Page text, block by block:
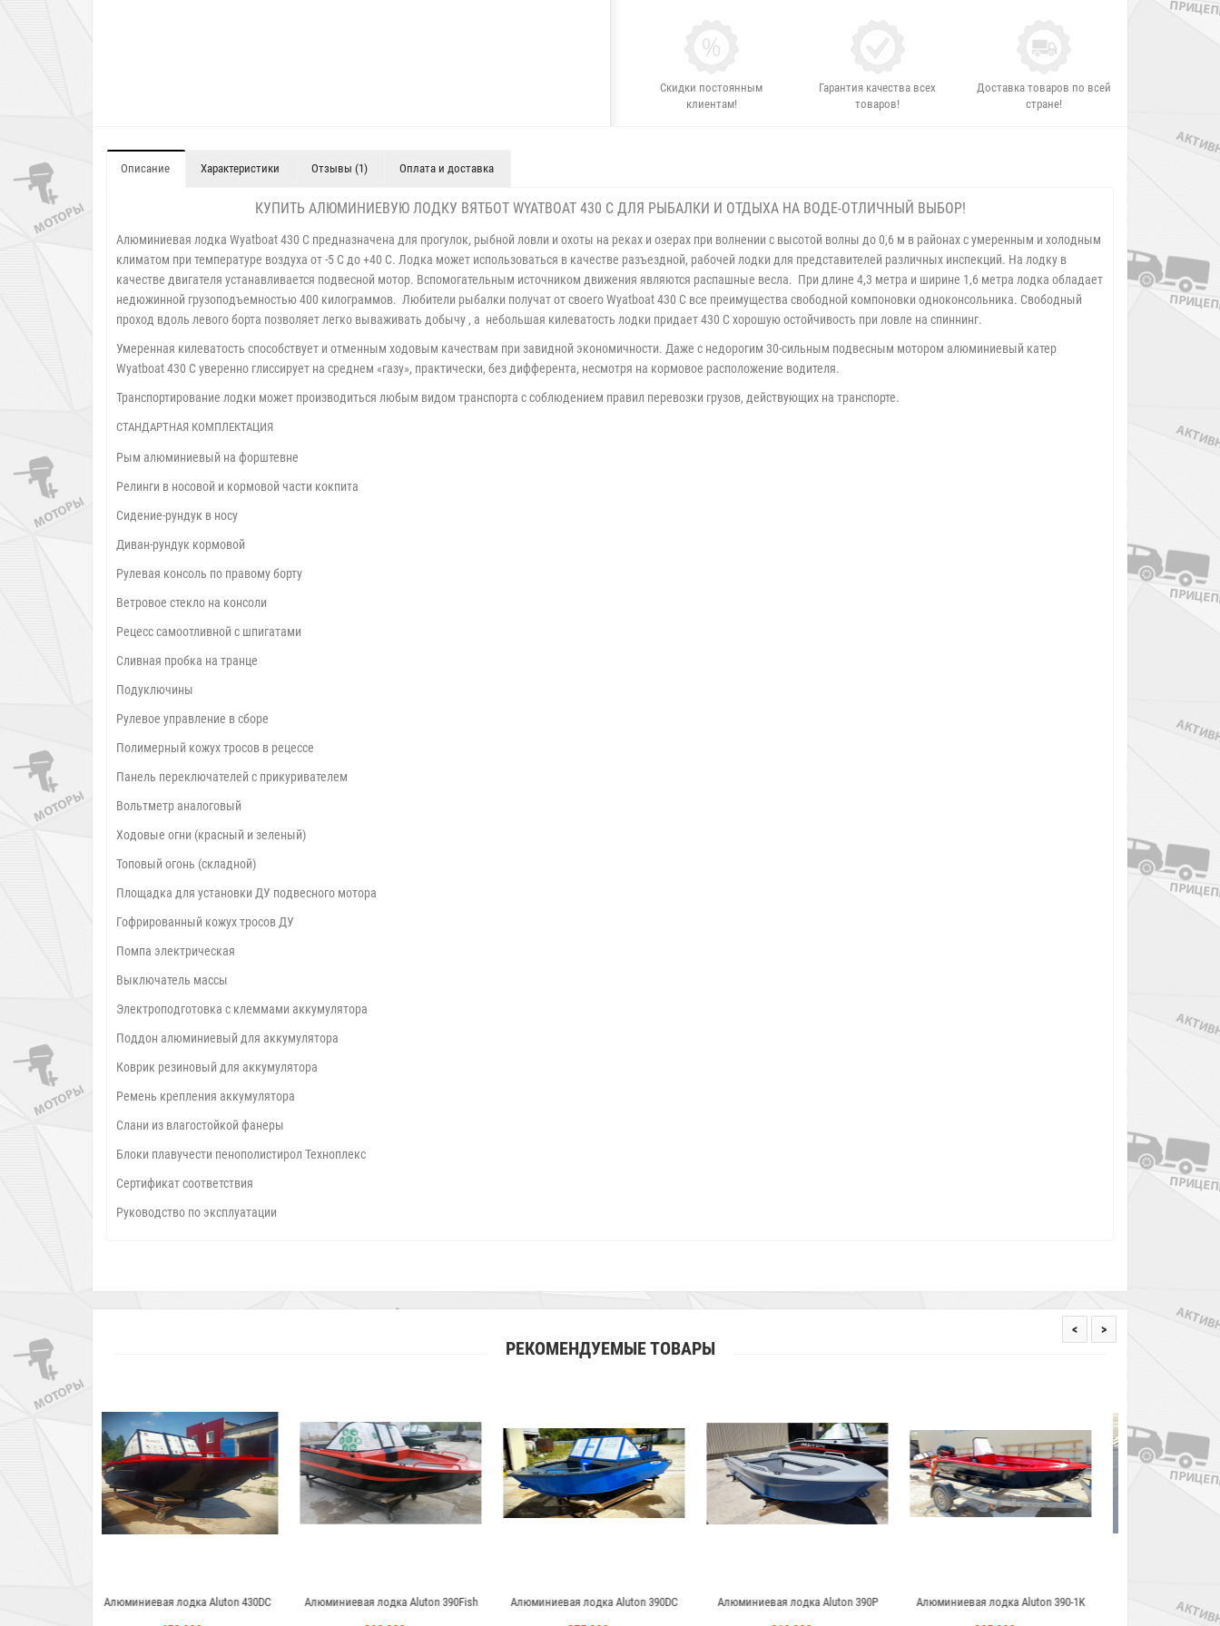
Скидки постоянным
клиентам!
Гарантия качества всех
товаров!
Доставка товаров по всей
стране!
Описание Характеристики Отзывы (1) Оплата и доставка
КУПИТЬ АЛЮМИНИЕВУЮ ЛОДКУ ВЯТБОТ WYATBOAT 430 С ДЛЯ РЫБАЛКИ И ОТДЫХА НА ВОДЕ-ОТЛИЧНЫЙ ВЫБОР!
Алюминиевая лодка Wyatboat 430 С предназначена для прогулок, рыбной ловли и охоты на реках и озерах при волнении с высотой волны до 0,6 м в районах с умеренным и холодным
климатом при температуре воздуха от -5 С до +40 С. Лодка может использоваться в качестве разъездной, рабочей лодки для представителей различных инспекций. На лодку в
качестве двигателя устанавливается подвесной мотор. Вспомогательным источником движения являются распашные весла. При длине 4,3 метра и ширине 1,6 метра лодка обладает
недюжинной грузоподъемностью 400 килограммов. Любители рыбалки получат от своего Wyatboat 430 С все преимущества свободной компоновки одноконсольника. Свободный
проход вдоль левого борта позволяет легко вываживать добычу , а небольшая килеватость лодки придает 430 С хорошую остойчивость при ловле на спиннинг.
Умеренная килеватость способствует и отменным ходовым качествам при завидной экономичности. Даже с недорогим 30-сильным подвесным мотором алюминиевый катер
Wyatboat 430 С уверенно глиссирует на среднем «газу», практически, без дифферента, несмотря на кормовое расположение водителя.
Транспортирование лодки может производиться любым видом транспорта с соблюдением правил перевозки грузов, действующих на транспорте.
СТАНДАРТНАЯ КОМПЛЕКТАЦИЯ
Рым алюминиевый на форштевне
Релинги в носовой и кормовой части кокпита
Сидение-рундук в носу
Диван-рундук кормовой
Рулевая консоль по правому борту
Ветровое стекло на консоли
Рецесс самоотливной с шпигатами
Сливная пробка на транце
Подуключины
Рулевое управление в сборе
Полимерный кожух тросов в рецессе
Панель переключателей с прикуривателем
Вольтметр аналоговый
Ходовые огни (красный и зеленый)
Топовый огонь (складной)
Площадка для установки ДУ подвесного мотора
Гофрированный кожух тросов ДУ
Помпа электрическая
Выключатель массы
Электроподготовка с клеммами аккумулятора
Поддон алюминиевый для аккумулятора
Коврик резиновый для аккумулятора
Ремень крепления аккумулятора
Слани из влагостойкой фанеры
Блоки плавучести пенополистирол Техноплекс
Сертификат соответствия
Руководство по эксплуатации
РЕКОМЕНДУЕМЫЕ ТОВАРЫ
Алюминиевая лодка Aluton 390Fish Алюминиевая лодка Aluton 390DC Алюминиевая лодка Aluton 390P Алюминиевая лодка Aluton 390-1K Алюминиевая лодка Wyatboat-370
Алюминиевая
Fisher
< >